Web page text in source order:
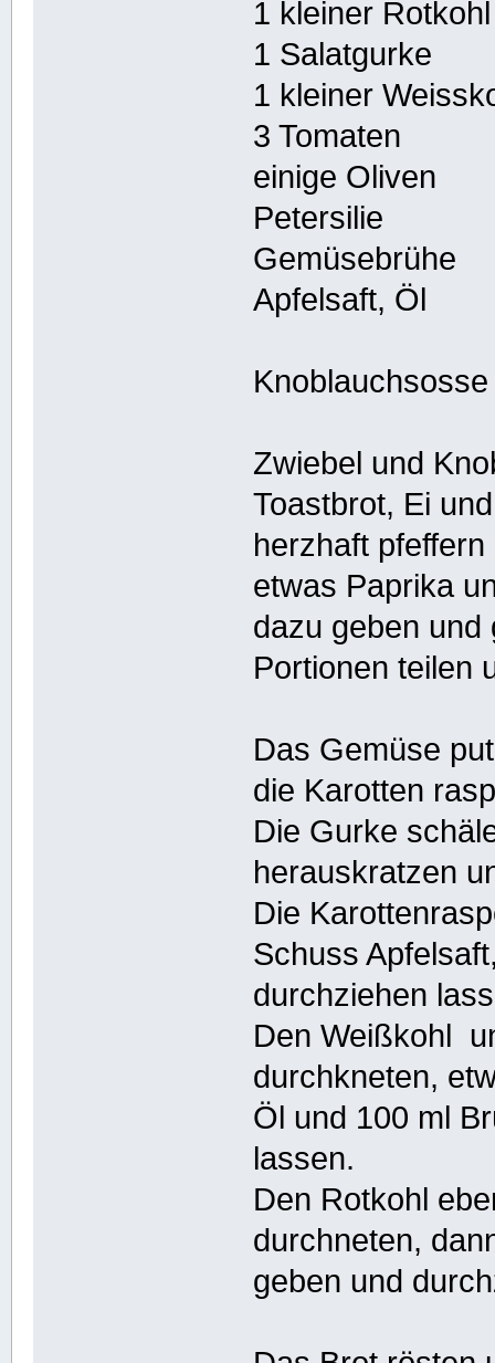
1 kleiner Rotkohl
1 Salatgurke
1 kleiner
3 Tomaten
einige Oliven
Petersilie
Gemüsebrühe
Apfelsaft, Öl
Zwiebel und
Toastbrot, Ei
herzhaft
etwas Paprika
dazu geben und
Portionen teilen
Das Gemüse
die Karotten
Die Gurke
herauskratzen
Die
Schuss
durchziehen
Den Weißkohl
durchkneten,
Öl und 100 ml
lassen.
Den Rotkohl
durchneten,
geben und